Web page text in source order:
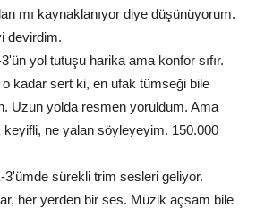
mı kaynaklanıyor diye düşünüyorum.
devirdim.
yol tutuşu harika ama konfor sıfır.
kadar sert ki, en ufak tümseği bile
Uzun yolda resmen yoruldum. Ama
keyifli, ne yalan söyleyeyim. 150.000
3'ümde sürekli trim sesleri geliyor.
her yerden bir ses. Müzik açsam bile